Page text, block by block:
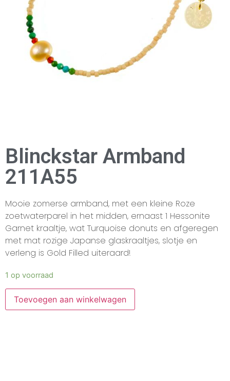
Blinckstar Armband
211A55
Mooie zomerse armband, met een kleine Roze
zoetwaterparel in het midden, ernaast 1 Hessonite
Garnet kraaltje, wat Turquoise donuts en afgeregen
met mat rozige Japanse glaskraaltjes, slotje en
verleng is Gold Filled uiteraard!
1 op voorraad
Toevoegen aan winkelwagen